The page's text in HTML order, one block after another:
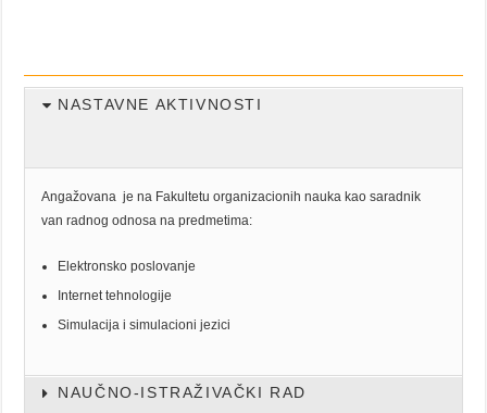
NASTAVNE AKTIVNOSTI
Angažovana je na Fakultetu organizacionih nauka kao saradnik
van radnog odnosa na predmetima:
Elektronsko poslovanje
Internet tehnologije
Simulacija i simulacioni jezici
NAUČNO-ISTRAŽIVAČKI RAD